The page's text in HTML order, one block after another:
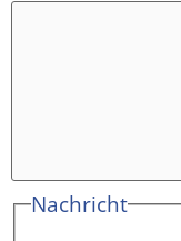
Nachricht